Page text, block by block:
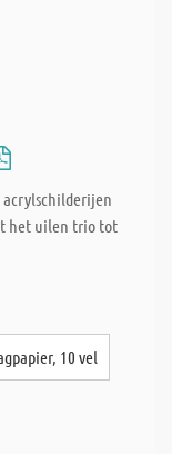
het uilen trio tot
10 vel